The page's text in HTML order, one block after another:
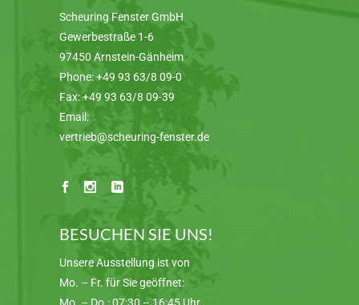
Scheuring Fenster GmbH
Gewerbestraße 1-6
97450 Arnstein-Gänheim
Phone:+49 93 63/8 09-0
Fax:+49 93 63/8 09-39
Email:
vertrieb@scheuring-fenster.de
BESUCHEN SIE UNS!
Unsere Ausstellung ist von
Mo. – Fr. für Sie geöffnet: